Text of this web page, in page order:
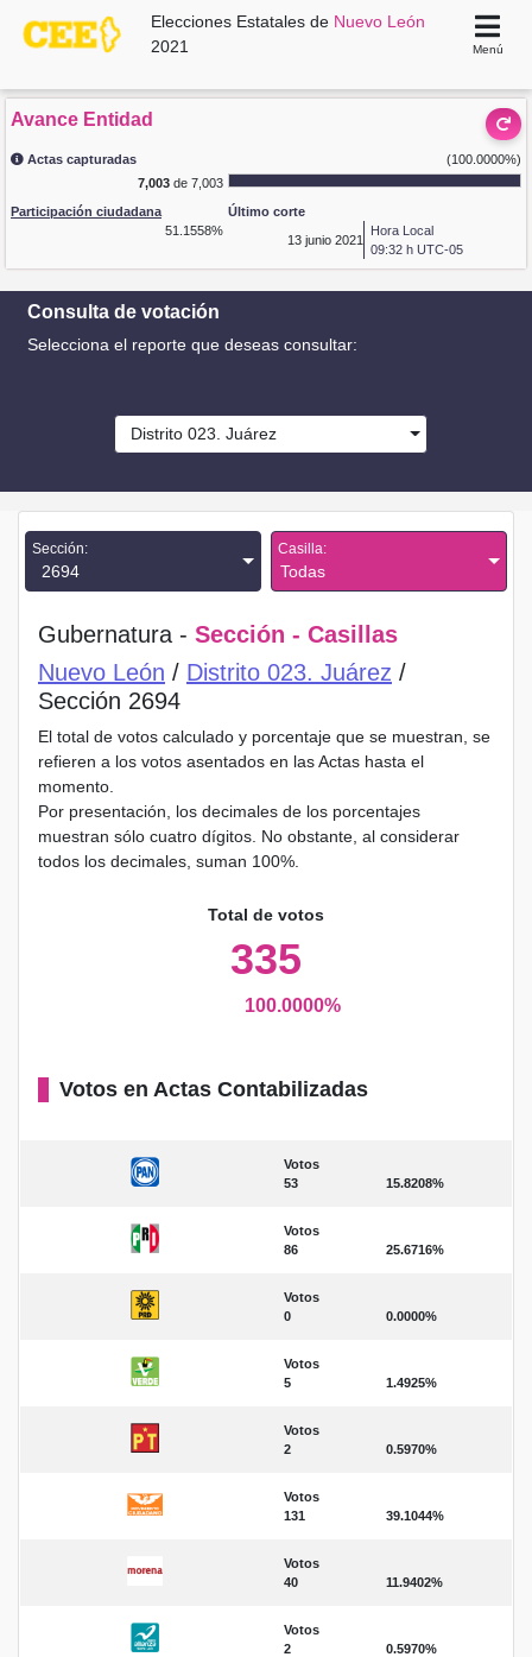
Elecciones Estatales de Nuevo León
2021
Menú
Avance Entidad
Actas capturadas
(100.0000%)
7,003de 7,003
Participación ciudadana
51.1558%
Último corte
13 junio 2021
Hora Local
09:32 h UTC-05
Consulta de votación
Selecciona el reporte que deseas consultar:
Distrito 023. Juárez
Sección:
2694
Casilla:
Todas
Gubernatura - Sección - Casillas
Nuevo León / Distrito 023. Juárez /
Sección 2694
El total de votos calculado y porcentaje que se muestran, se
refieren a los votos asentados en las Actas hasta el
momento.
Por presentación, los decimales de los porcentajes
muestran sólo cuatro dígitos. No obstante, al considerar
todos los decimales, suman 100%.
Total de votos
335
100.0000%
Votos en Actas Contabilizadas
Votos
53
15.8208%
Votos
86
25.6716%
Votos
0
0.0000%
Votos
5
1.4925%
Votos
2
0.5970%
Votos
131
39.1044%
Votos
40
11.9402%
Votos
2
0.5970%